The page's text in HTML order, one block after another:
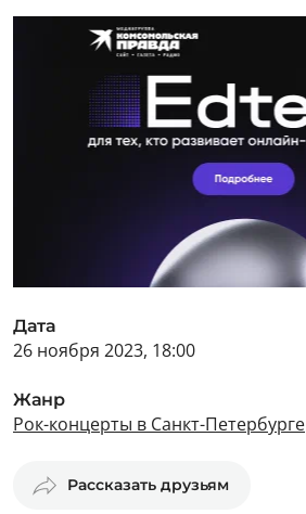
Дата
26 ноября 2023, 18:00
Жанр
Рок-концерты в Санкт-Петербурге
Рассказать друзьям